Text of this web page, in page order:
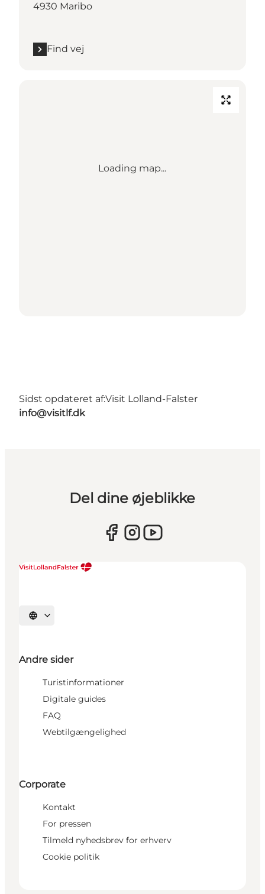
4930 Maribo
Find vej
Loading map...
Sidst opdateret af:Visit Lolland-Falster
info@visitlf.dk
Del dine øjeblikke
Vælg sprog
Andre sider
Turistinformationer
Digitale guides
FAQ
Webtilgængelighed
Corporate
Kontakt
For pressen
Tilmeld nyhedsbrev for erhverv
Cookie politik